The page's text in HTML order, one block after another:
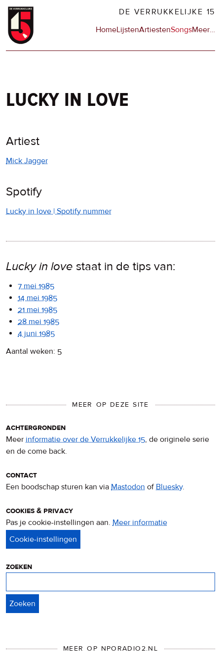
Overslaan
naar
DE VERRUKKELIJKE 15
Hoofdnavigatie
HomeLijstenArtiestenSongsMeerop
…
lucky in love
Artiest
Mick Jagger
Spotify
Lucky in love | Spotify nummer
Lucky in love staat in de tips van:
7 mei 1985
14 mei 1985
21 mei 1985
28 mei 1985
4 juni 1985
Aantal weken: 5
MEER OP DEZE SITE
achtergronden
Meer informatie over de Verrukkelijke 15, de originele serie
en de come back.
contact
Een boodschap sturen kan via Mastodon ofBluesky.
cookies & privacy
Pas je cookie-instellingen aan. Meer informatie
zoeken
MEER OP NPORADIO2.NL